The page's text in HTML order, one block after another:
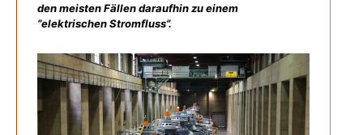
den meisten Fällen daraufhin zu einem
“elektrischen Stromfluss”.